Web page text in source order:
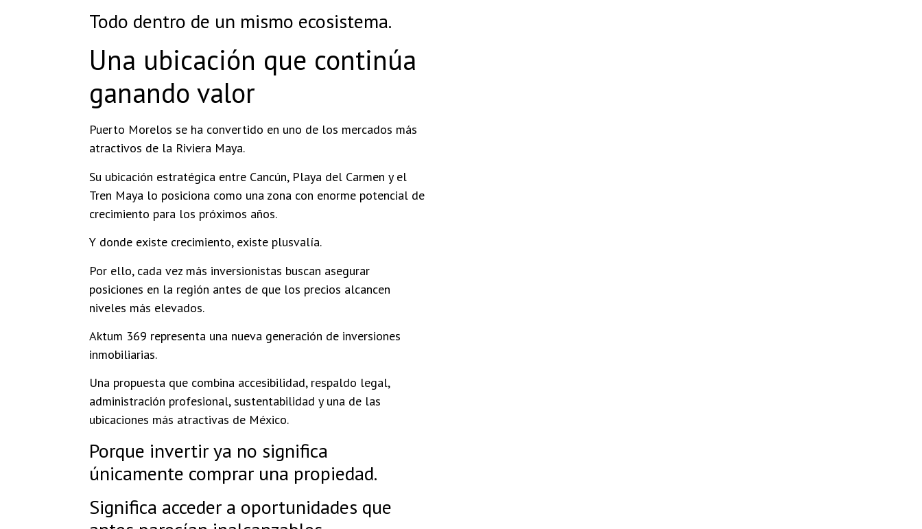
Todo dentro de un mismo ecosistema.
Una ubicación que continúa
ganando valor
Puerto Morelos se ha convertido en uno de los mercados más
atractivos de la Riviera Maya.
Su ubicación estratégica entre Cancún, Playa del Carmen y el
Tren Maya lo posiciona como una zona con enorme potencial de
crecimiento para los próximos años.
Y donde existe crecimiento, existe plusvalía.
Por ello, cada vez más inversionistas buscan asegurar
posiciones en la región antes de que los precios alcancen
niveles más elevados.
Aktum 369 representa una nueva generación de inversiones
inmobiliarias.
Una propuesta que combina accesibilidad, respaldo legal,
administración profesional, sustentabilidad y una de las
ubicaciones más atractivas de México.
Porque invertir ya no significa
únicamente comprar una propiedad.
Significa acceder a oportunidades que